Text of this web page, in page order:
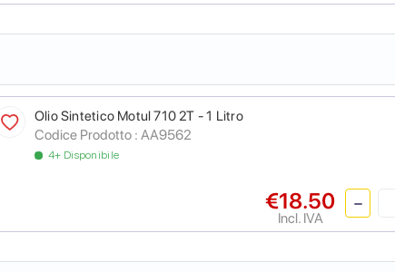
Olio Sintetico Motul 710 2T - 1 Litro
Codice Prodotto : AA9562
4+ Disponibile
€18.50
Incl. IVA